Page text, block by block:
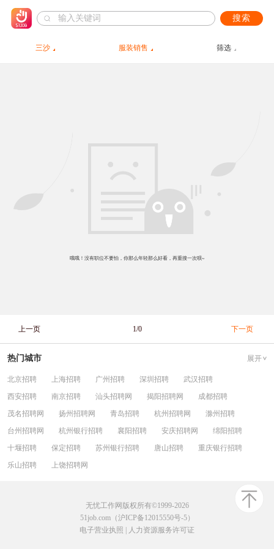
搜索
三沙 服装销售 筛选
哦哦！没有职位不要怕，你那么年轻那么好看，再重搜一次呗~
上一页 1/0 下一页
热门城市 展开
北京招聘 上海招聘 广州招聘 深圳招聘
武汉招聘
西安招聘
南京招聘 汕头招聘网 揭阳招聘网
成都招聘
茂名招聘网
扬州招聘网 青岛招聘 杭州招聘网
滁州招聘
台州招聘网
杭州银行招聘 襄阳招聘 安庆招聘网
绵阳招聘
十堰招聘
保定招聘 苏州银行招聘 唐山招聘
重庆银行招聘
乐山招聘
上饶招聘网
无忧工作网版权所有©1999-2026
51job.com（沪ICP备12015550号-5）
电子营业执照
人力资源服务许可证